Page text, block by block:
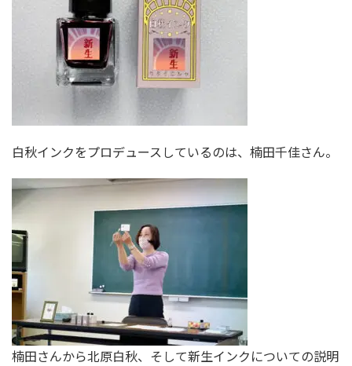
白秋インクをプロデュースしているのは、楠田千佳さん。
楠田さんから北原白秋、そして新生インクについての説明